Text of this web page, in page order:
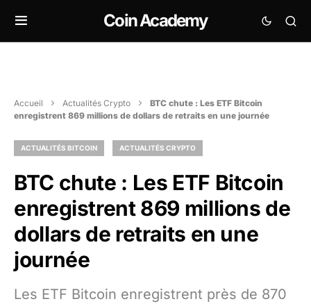
Coin Academy
Accueil Actualités Crypto
BTC chute : Les ETF Bitcoin
enregistrent 869 millions de dollars de retraits en une journée
ACTUALITÉS BITCOIN ACTUALITÉS CRYPTO
BTC chute : Les ETF Bitcoin
enregistrent 869 millions de
dollars de retraits en une
journée
Les ETF Bitcoin enregistrent près de 870